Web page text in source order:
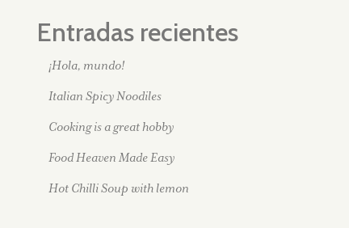
Entradas recientes
¡Hola, mundo!
Italian Spicy Noodiles
Cooking is a great hobby
Food Heaven Made Easy
Hot Chilli Soup with lemon